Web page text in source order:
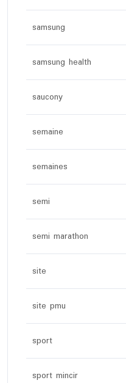
samsung
samsung health
saucony
semaine
semaines
semi
semi marathon
site
site pmu
sport
sport mincir